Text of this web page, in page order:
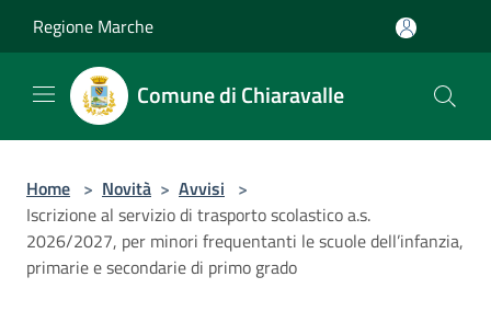
Regione Marche
Comune di Chiaravalle
Home > Novità > Avvisi >
Iscrizione al servizio di trasporto scolastico a.s.
2026/2027, per minori frequentanti le scuole dell’infanzia,
primarie e secondarie di primo grado